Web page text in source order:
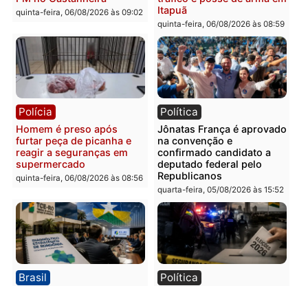
quinta-feira, 06/08/2026 às
Polícia
Homem é preso com
drogas durante ação da
PM no Castanheira
quinta-feira, 06/08/2026 às 09:02
Polícia
Polícia Civil prende dois
homens por tortura,
tráfico e posse de arma
Itapuã
quinta-feira, 06/08/2026 às
Polícia Política